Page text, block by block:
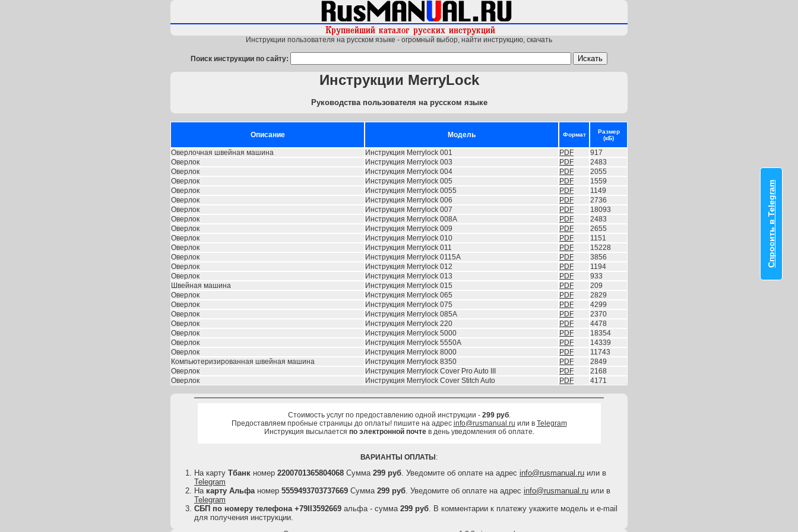
Инструкции пользователя на русском языке - огромный выбор, найти инструкцию, скачать
Поиск инструкции по сайту:
Инструкции MerryLock
Руководства пользователя на русском языке
Описание Модель Формат
Размер
(кБ)
Оверлочная швейная машина Инструкция Merrylock 001 PDF
917
Оверлок
Инструкция Merrylock 003 PDF
2483
Оверлок
Инструкция Merrylock 004 PDF
2055
Оверлок
Инструкция Merrylock 005 PDF
1559
Оверлок
Инструкция Merrylock 0055 PDF
1149
Оверлок
Инструкция Merrylock 006 PDF
2736
Оверлок
Инструкция Merrylock 007 PDF
18093
Оверлок
Инструкция Merrylock 008A PDF
2483
Оверлок
Инструкция Merrylock 009 PDF
2655
Оверлок
Инструкция Merrylock 010 PDF
1151
Оверлок
Инструкция Merrylock 011 PDF
15228
Оверлок
Инструкция Merrylock 0115A PDF
3856
Оверлок
Инструкция Merrylock 012 PDF
1194
Оверлок
Инструкция Merrylock 013 PDF
933
Швейная машина
Инструкция Merrylock 015 PDF
209
Оверлок
Инструкция Merrylock 065 PDF
2829
Оверлок
Инструкция Merrylock 075 PDF
4299
Оверлок
Инструкция Merrylock 085A PDF
2370
Оверлок
Инструкция Merrylock 220 PDF
4478
Оверлок
Инструкция Merrylock 5000 PDF
18354
Оверлок
Инструкция Merrylock 5550A PDF
14339
Оверлок
Инструкция Merrylock 8000 PDF
11743
Компьютеризированная швейная машина
Инструкция Merrylock 8350 PDF
2849
Оверлок
Инструкция Merrylock Cover Pro Auto III PDF
2168
Оверлок
Инструкция Merrylock Cover Stitch Auto PDF 4171
Стоимость услуг по предоставлению одной инструкции - 299 руб.
Предоставляем пробные страницы до оплаты! пишите на адрес info@rusmanual.ru или в Telegram
Инструкция высылается по электронной почтев день уведомления об оплате.
ВАРИАНТЫ ОПЛАТЫ :
На карту Тбанк номер 2200701365804068 Сумма 299 руб. Уведомите об оплате на адрес info@rusmanual.ru или в
Telegram
На карту Альфаномер 5559493703737669 Сумма 299 руб. Уведомите об оплате на адрес info@rusmanual.ru или в
Telegram
СБП по номеру телефона +79II3592669 альфа - сумма 299 руб. В комментарии к платежу укажите модель и e-mail
для получения инструкции.
Спросить в Telegram